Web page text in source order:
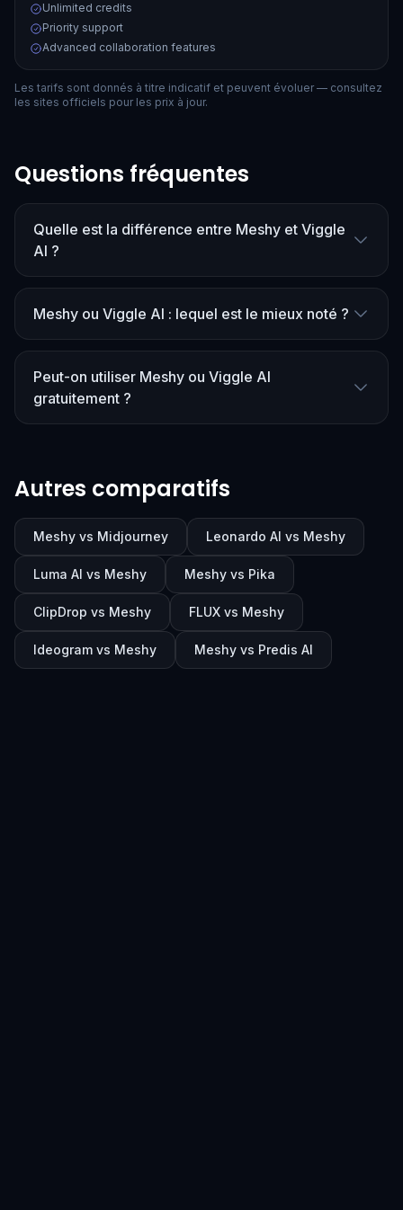
Unlimited credits
Priority support
Advanced collaboration features
Les tarifs sont donnés à titre indicatif et peuvent évoluer — consultez
les sites officiels pour les prix à jour.
Questions fréquentes
Quelle est la différence entre Meshy et Viggle
AI ?
Meshy ou Viggle AI : lequel est le mieux noté ?
Peut-on utiliser Meshy ou Viggle AI
gratuitement ?
Autres comparatifs
Meshy vs Midjourney Leonardo AI vs Meshy
Luma AI vs Meshy Meshy vs Pika
ClipDrop vs Meshy FLUX vs Meshy
Ideogram vs Meshy Meshy vs Predis AI